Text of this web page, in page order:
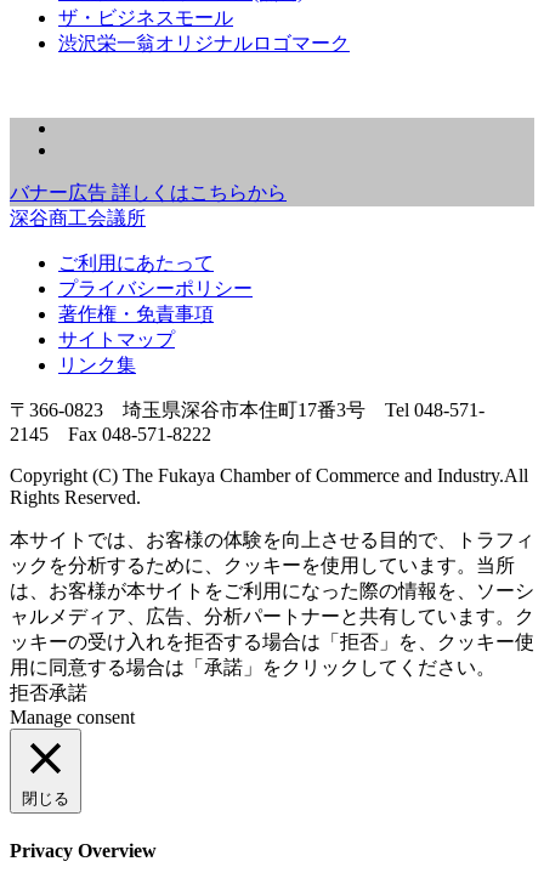
ザ・ビジネスモール
渋沢栄一翁オリジナルロゴマーク
バナー広告 詳しくはこちらから
深谷商工会議所
ご利用にあたって
プライバシーポリシー
著作権・免責事項
サイトマップ
リンク集
〒366-0823 埼玉県深谷市本住町17番3号 Tel 048-571-
2145 Fax 048-571-8222
Copyright (C) The Fukaya Chamber of Commerce and Industry.All
Rights Reserved.
本サイトでは、お客様の体験を向上させる目的で、トラフィ
ックを分析するために、クッキーを使用しています。当所
は、お客様が本サイトをご利用になった際の情報を、ソーシ
ャルメディア、広告、分析パートナーと共有しています。ク
ッキーの受け入れを拒否する場合は「拒否」を、クッキー使
用に同意する場合は「承諾」をクリックしてください。
拒否承諾
Manage consent
閉じる
Privacy Overview